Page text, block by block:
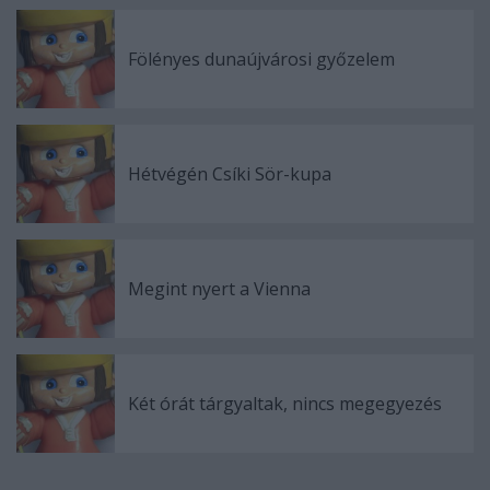
Fölényes dunaújvárosi győzelem
Hétvégén Csíki Sör-kupa
Megint nyert a Vienna
Két órát tárgyaltak, nincs megegyezés